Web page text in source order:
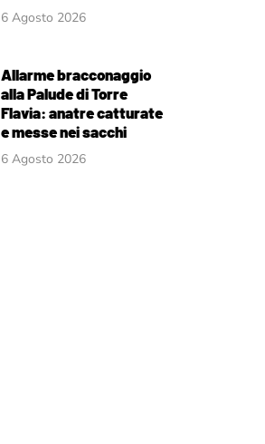
6 Agosto 2026
Allarme bracconaggio
alla Palude di Torre
Flavia: anatre catturate
e messe nei sacchi
6 Agosto 2026